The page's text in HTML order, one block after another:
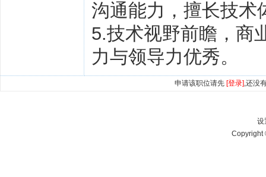
沟通能力，擅长技术
5.技术视野前瞻，商
力与领导力优秀。
申请该职位请先 [登录],还没
设
Copyright